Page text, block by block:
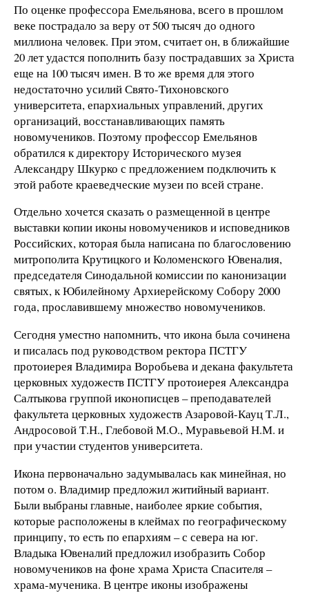
По оценке профессора Емельянова, всего в прошлом
веке пострадало за веру от 500 тысяч до одного
миллиона человек. При этом, считает он, в ближайшие
20 лет удастся пополнить базу пострадавших за Христа
еще на 100 тысяч имен. В то же время для этого
недостаточно усилий Свято-Тихоновского
университета, епархиальных управлений, других
организаций, восстанавливающих память
новомучеников. Поэтому профессор Емельянов
обратился к директору Исторического музея
Александру Шкурко с предложением подключить к
этой работе краеведческие музеи по всей стране.
Отдельно хочется сказать о размещенной в центре
выставки копии иконы новомучеников и исповедников
Российских, которая была написана по благословению
митрополита Крутицкого и Коломенского Ювеналия,
председателя Синодальной комиссии по канонизации
святых, к Юбилейному Архиерейскому Собору 2000
года, прославившему множество новомучеников.
Сегодня уместно напомнить, что икона была сочинена
и писалась под руководством ректора ПСТГУ
протоиерея Владимира Воробьева и декана факультета
церковных художеств ПСТГУ протоиерея Александра
Салтыкова группой иконописцев – преподавателей
факультета церковных художеств Азаровой-Кауц Т.Л.,
Андросовой Т.Н., Глебовой М.О., Муравьевой Н.М. и
при участии студентов университета.
Икона первоначально задумывалась как минейная, но
потом о. Владимир предложил житийный вариант.
Были выбраны главные, наиболее яркие события,
которые расположены в клеймах по географическому
принципу, то есть по епархиям – с севера на юг.
Владыка Ювеналий предложил изобразить Собор
новомучеников на фоне храма Христа Спасителя –
храма-мученика. В центре иконы изображены